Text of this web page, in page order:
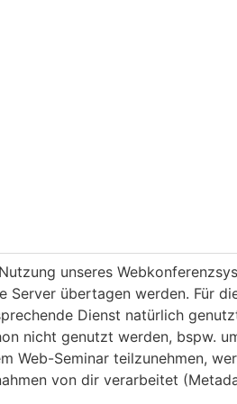
unseres
Server übertagen werden. Für
Dienst natürlich
nicht genutzt werden, bspw.
Web-Seminar teilzunehmen,
von dir verarbeitet